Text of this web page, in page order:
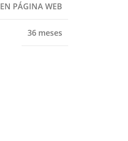
EN PÁGINA WEB
36 meses